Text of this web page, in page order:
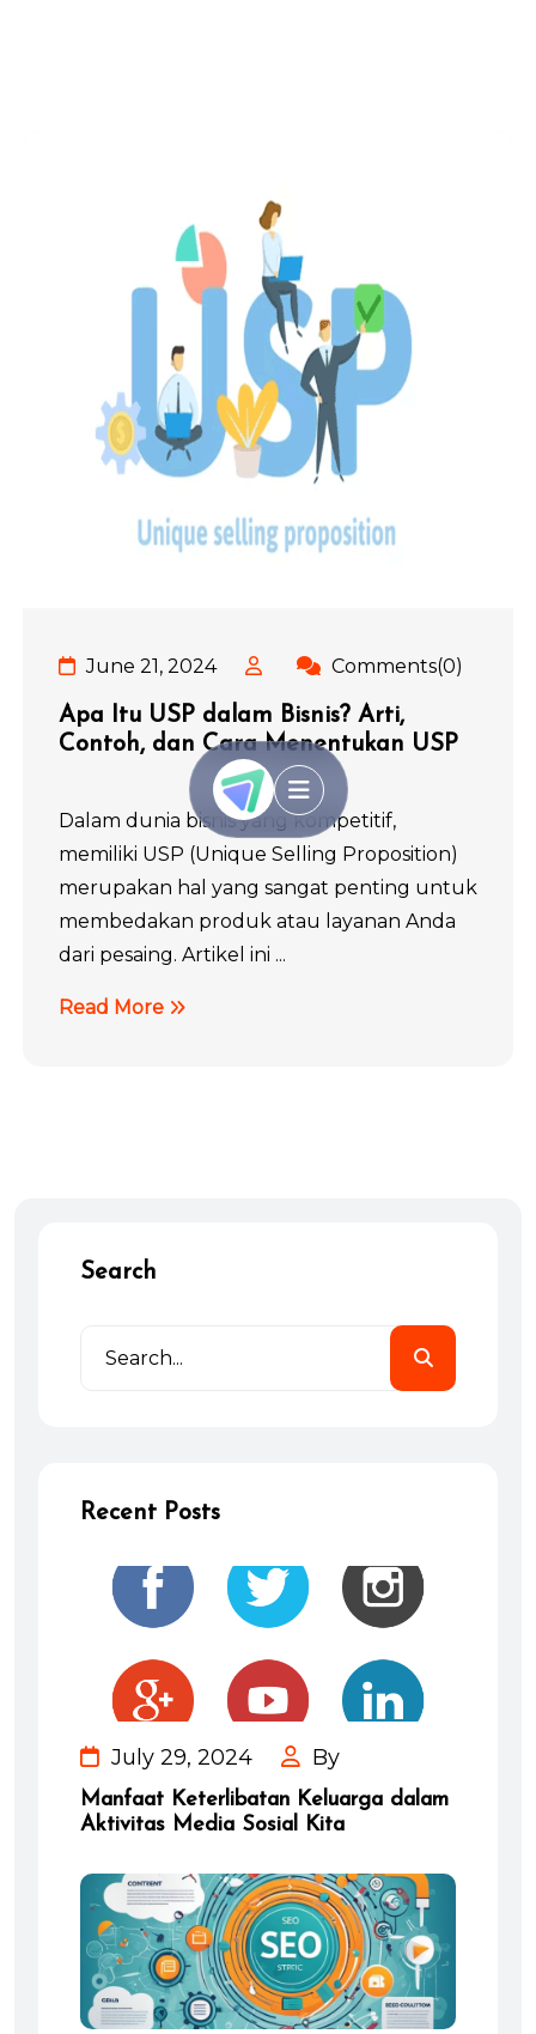
June 21, 2024 Comments(0)
Apa Itu USP dalam Bisnis? Arti,
Contoh, dan Cara Menentukan USP
Dalam dunia bisnis yang kompetitif,
memiliki USP (Unique Selling Proposition)
merupakan hal yang sangat penting untuk
membedakan produk atau layanan Anda
dari pesaing. Artikel ini ...
Read More
Search
Recent Posts
July 29, 2024 By
Manfaat Keterlibatan Keluarga dalam
Aktivitas Media Sosial Kita